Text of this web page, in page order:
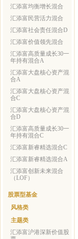
汇添富均衡增长混合
汇添富民营活力混合
汇添富社会责任混合D
汇添富价值领先混合
汇添富高质量成长30一
年持有混合A
汇添富大盘核心资产混
合A
汇添富大盘核心资产混
合C
汇添富大盘核心资产混
合D
汇添富高质量成长30一
年持有混合C
汇添富新睿精选混合C
汇添富新睿精选混合A
汇添富创新未来混合
（LOF）
股票型基金
风格类
主题类
汇添富沪港深新价值股